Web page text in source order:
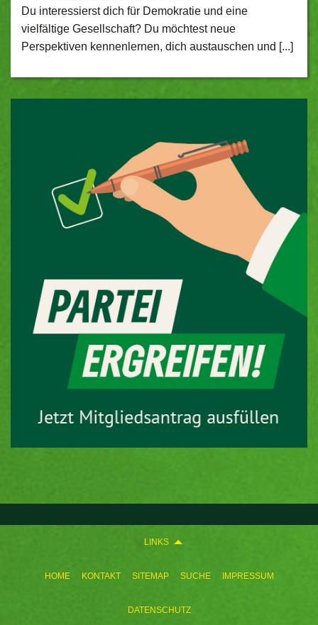
LINKS
HOME KONTAKT SITEMAP SUCHE IMPRESSUM
DATENSCHUTZ
Du interessierst dich für Demokratie und eine
vielfältige Gesellschaft? Du möchtest neue
Perspektiven kennenlernen, dich austauschen und [...]